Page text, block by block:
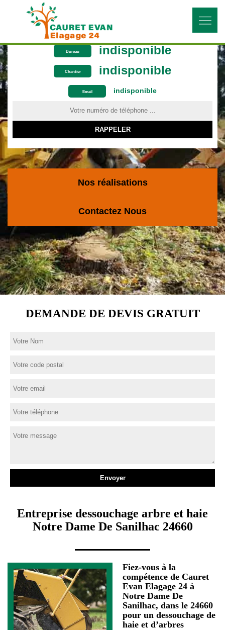
Bureau indisponible
Chantier indisponible
Email indisponible
ON VOUS RAPPELLE GRATUITEMENT
Nos réalisations
Contactez Nous
DEMANDE DE DEVIS GRATUIT
Entreprise dessouchage arbre et haie
Notre Dame De Sanilhac 24660
Fiez-vous à la
compétence de Cauret
Evan Elagage 24 à
Notre Dame De
Sanilhac, dans le 24660
pour un dessouchage de
haie et d’arbres